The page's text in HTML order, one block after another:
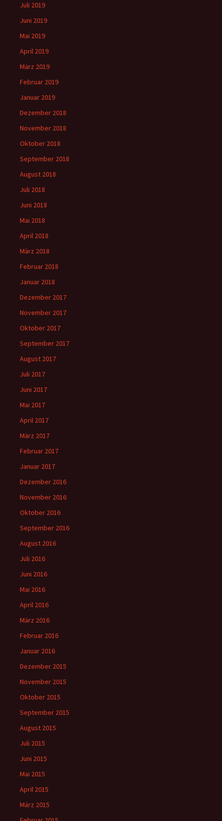
Juli 2019
Juni 2019
Mai 2019
April 2019
März 2019
Februar 2019
Januar 2019
Dezember 2018
November 2018
Oktober 2018
September 2018
August 2018
Juli 2018
Juni 2018
Mai 2018
April 2018
März 2018
Februar 2018
Januar 2018
Dezember 2017
November 2017
Oktober 2017
September 2017
August 2017
Juli 2017
Juni 2017
Mai 2017
April 2017
März 2017
Februar 2017
Januar 2017
Dezember 2016
November 2016
Oktober 2016
September 2016
August 2016
Juli 2016
Juni 2016
Mai 2016
April 2016
März 2016
Februar 2016
Januar 2016
Dezember 2015
November 2015
Oktober 2015
September 2015
August 2015
Juli 2015
Juni 2015
Mai 2015
April 2015
März 2015